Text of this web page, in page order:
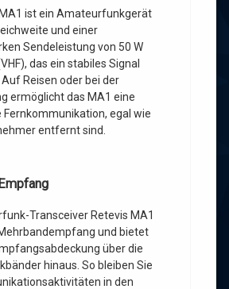
ist ein Amateurfunkgerät
und einer
Sendeleistung von 50 W
das ein stabiles Signal
Reisen oder bei der
ermöglicht das MA1 eine
Fernkommunikation, egal wie
entfernt sind.
Transceiver Retevis MA1
und bietet
über die
hinaus. So bleiben Sie
in den